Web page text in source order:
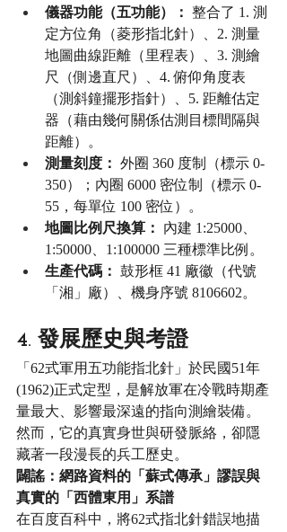
儀器功能（五功能）： 整合了 1. 測
定方位角（菱形指北針）、2. 測量
地圖曲線距離（里程表）、3. 測繪
尺（側邊直尺）、4. 俯仰角度表
（測斜鐘擺形指針）、5. 距離估定
器（藉由幾何關係估測目標間隔與
距離）。
測量刻度： 外圈 360 度制（標示 0-
350）；內圈 6000 密位制（標示 0-
55，每單位 100 密位）。
地圖比例尺換算：
內建 1:25000、
1:50000、1:100000 三種標準比例。
生產代碼： 鼓形框 41 廠徽（代號
「湘」廠）、機身序號 8106602。
4. 發展歷史與考證
「62式軍用五功能指北針」於民國51年
(1962)正式定型，是解放軍在冷戰時期產
量最大、影響最深遠的指向測繪裝備。
然而，它的真實身世與研發脈絡，卻隱
藏著一段漫長的兵工歷史。
闢謠：網路資料的「蘇式傳承」謬誤與
真實的「西體東用」系譜
在百度百科中，將62式指北針錯誤地描